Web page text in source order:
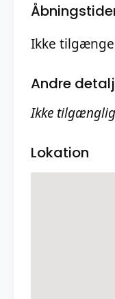
Ikke
Andre
Ikke
Lokation